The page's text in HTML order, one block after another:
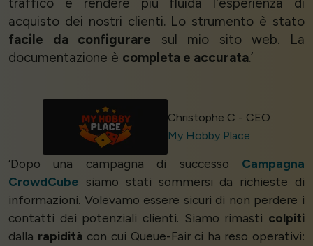
acquisto dei nostri clienti. Lo strumento è stato
facile da configurare sul mio sito web. La
documentazione è completa e accurata.’
Christophe C - CEO
My Hobby Place
‘Dopo una campagna di successo Campagna
CrowdCube siamo stati sommersi da richieste di
informazioni. Volevamo essere sicuri di non perdere i
contatti dei potenziali clienti. Siamo rimasti colpiti
dalla rapidità con cui Queue-Fair ci ha reso operativi: